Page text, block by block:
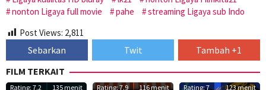
nonton Ligaya full movie
pahe
streaming Ligaya sub Indo
Post Views: 2,811
Sebarkan Twit
Tambah +1
FILM TERKAIT
Rating: 7.2 135 menit Rating: 7.9 116 menit Rating: 7 123 menit